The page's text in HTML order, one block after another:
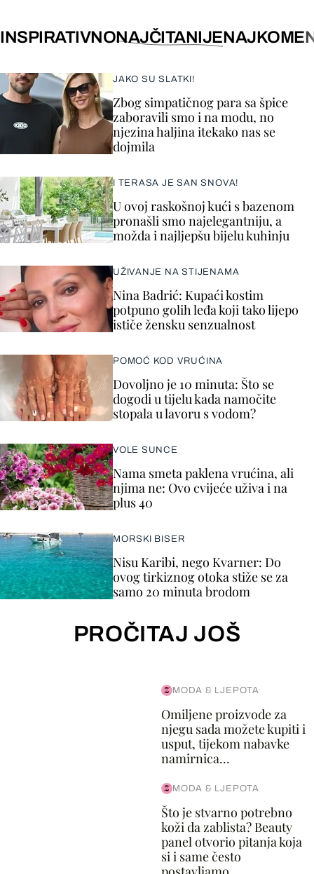
INSPIRATIVNONAJČITANIJE
JAKO SU SLATKI!
Zbog simpatičnog para sa špice
zaboravili smo i na modu, no
njezina haljina itekako nas se
dojmila
I TERASA JE SAN SNOVA!
U ovoj raskošnoj kući s bazenom
pronašli smo najelegantniju, a
možda i najljepšu bijelu kuhinju
UŽIVANJE NA STIJENAMA
Nina Badrić: Kupaći kostim
potpuno golih leđa koji tako lijepo
ističe žensku senzualnost
POMOĆ KOD VRUĆINA
Dovoljno je 10 minuta: Što se
dogodi u tijelu kada namočite
stopala u lavoru s vodom?
VOLE SUNCE
Nama smeta paklena vrućina, ali
njima ne: Ovo cvijeće uživa i na
plus 40
MORSKI BISER
Nisu Karibi, nego Kvarner: Do
ovog tirkiznog otoka stiže se za
samo 20 minuta brodom
PROČITAJ JOŠ
MODA & LJEPOTA
Omiljene proizvode za
njegu sada možete kupiti i
usput, tijekom nabavke
namirnica...
MODA & LJEPOTA
Što je stvarno potrebno
koži da zablista? Beauty
panel otvorio pitanja koja
si i same često